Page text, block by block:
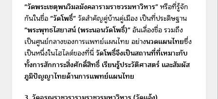
“วัดพระเชตุพนวิมลมังคลารามราชวรมหาวิหาร”หรือที่รู้จัก
กันในชื่อ“วัดโพธิ์”วัดสำคัญคู่บ้านคู่เมือง เป็นที่ประดิษฐาน
“พระพุทธไสยาสน์ (พระนอนวัดโพธิ์)” อันเลื่องชื่อ รวมถึง
เป็นศูนย์กลางของการแพทย์แผนไทย อย่างนวดแผนไทยซึ่ง
เป็นหนึ่งในไฮไลต์ของที่นี่วัดโพธิ์จึงเป็นสถานที่ที่เหมาะกับ
ทั้งการสักการะสิ่งศักดิ์สิทธิ์ เรียนรู้ประวัติศาสตร์ และสัมผัส
ภูมิปัญญาไทยด้านการแพทย์แผนไทย